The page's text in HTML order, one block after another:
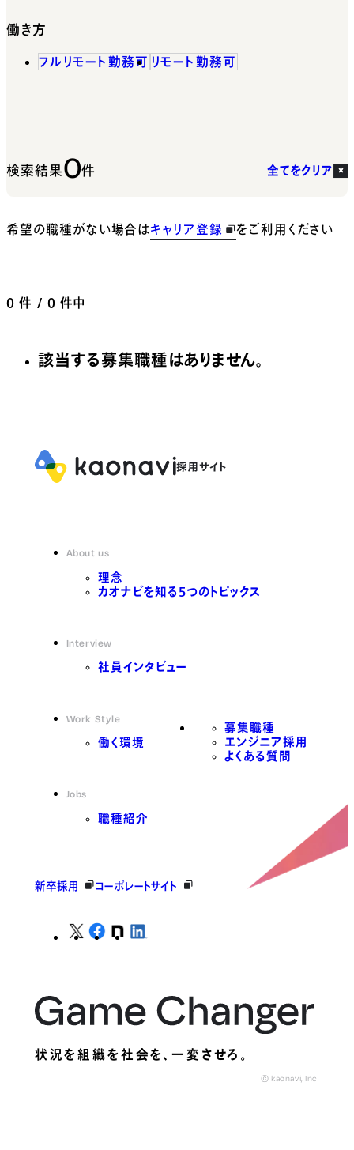
働き方
フルリモート勤務可 リモート勤務可
検索結果0件 全てをクリア
希望の職種がない場合はキャリア登録 をご利用ください
0 件 / 0 件中
該当する募集職種はありません。
About us
理念
カオナビを知る5つのトピックス
Interview
社員インタビュー
Work Style
働く環境
Jobs
職種紹介
募集職種
エンジニア採用
よくある質問
新卒採用 コーポレートサイト
状況を組織を社会を、一変させろ。
© kaonavi, Inc